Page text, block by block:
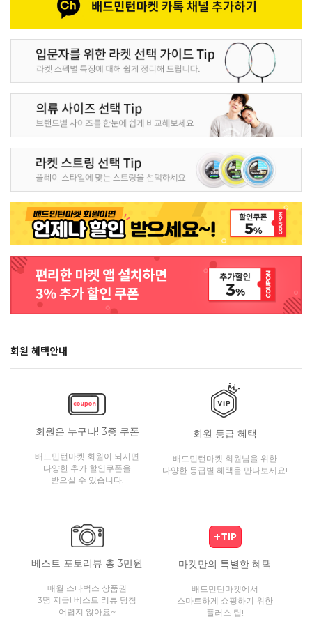
회원 혜택안내
회원은 누구나! 3종 쿠폰
배드민턴마켓 회원이 되시면
다양한 추가 할인쿠폰을
받으실 수 있습니다.
회원 등급 혜택
배드민턴마켓 회원님을 위한
다양한 등급별 혜택을 만나보세요!
베스트 포토리뷰 총 3만원
매월 스타벅스 상품권
3명 지급! 베스트 리뷰 당첨
어렵지 않아요~
마켓만의 특별한 혜택
배드민턴마켓에서
스마트하게 쇼핑하기 위한
플러스 팁!